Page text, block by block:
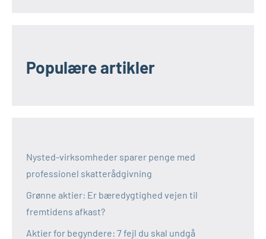
Populære artikler
Nysted-virksomheder sparer penge med
professionel skatterådgivning
Grønne aktier: Er bæredygtighed vejen til
fremtidens afkast?
Aktier for begyndere: 7 fejl du skal undgå